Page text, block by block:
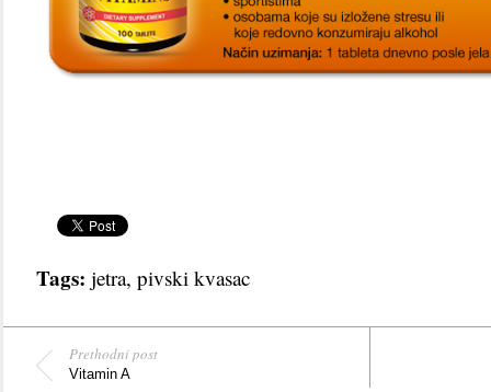
Tags: jetra, pivski kvasac
Prethodni post
Vitamin A